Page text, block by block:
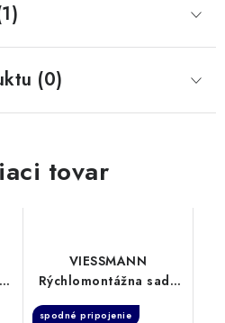
(0)
tovar
VIESSMANN
Rýchlomontážna sada
Typ VK600, 7572542
spodné pripojenie